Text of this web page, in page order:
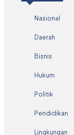
Nasional
Daerah
Bisnis
Hukum
Politik
Pendidikan
Lingkungan